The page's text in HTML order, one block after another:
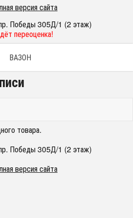
версия сайта
Победы 305Д/1 (2 этаж)
переоценка!
ВАЗОН
товара.
Победы 305Д/1 (2 этаж)
версия сайта